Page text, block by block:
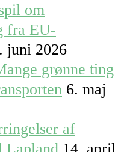
om
fra EU-
juni 2026
grønne ting
6. maj
af